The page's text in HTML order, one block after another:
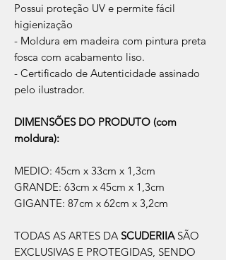
Possui proteção UV e permite fácil
higienização
- Moldura em madeira com pintura preta
fosca com acabamento liso.
- Certificado de Autenticidade assinado
pelo ilustrador.
DIMENSÕES DO PRODUTO (com
moldura):
MEDIO: 45cm x 33cm x 1,3cm
GRANDE: 63cm x 45cm x 1,3cm
GIGANTE: 87cm x 62cm x 3,2cm
TODAS AS ARTES DA SCUDERIIA SÃO
EXCLUSIVAS E PROTEGIDAS, SENDO